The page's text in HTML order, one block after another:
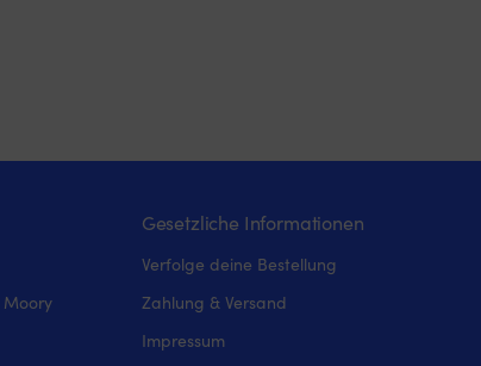
Gesetzliche Informationen
Verfolge deine Bestellung
Zahlung & Versand
Impressum